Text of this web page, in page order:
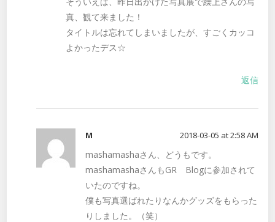
真、観て来ました！
タイトルは忘れてしまいましたが、すごくカッコ
よかったデス☆
返信
M 2018-03-05 at 2:58 AM
mashamashaさん、どうもです。
mashamashaさんもGR Blogに参加されて
いたのですね。
僕も写真選ばれたりなんかグッズをもらった
りしました。（笑）